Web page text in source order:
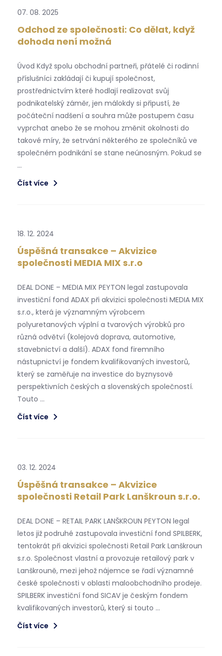
07. 08. 2025
Odchod ze společnosti: Co dělat, když
dohoda není možná
Úvod Když spolu obchodní partneři, přátelé či rodinní
příslušníci zakládají či kupují společnost,
prostřednictvím které hodlají realizovat svůj
podnikatelský záměr, jen málokdy si připustí, že
počáteční nadšení a souhra může postupem času
vyprchat anebo že se mohou změnit okolnosti do
takové míry, že setrvání některého ze společníků ve
společném podnikání se stane neúnosným. Pokud se
…
Číst více
18. 12. 2024
Úspěšná transakce – Akvizice
společnosti MEDIA MIX s.r.o
DEAL DONE – MEDIA MIX PEYTON legal zastupovala
investiční fond ADAX při akvizici společnosti MEDIA MIX
s.r.o., která je významným výrobcem
polyuretanových výplní a tvarových výrobků pro
různá odvětví (kolejová doprava, automotive,
stavebnictví a další). ADAX fond firemního
nástupnictví je fondem kvalifikovaných investorů,
který se zaměřuje na investice do byznysově
perspektivních českých a slovenských společností.
Touto …
Číst více
03. 12. 2024
Úspěšná transakce – Akvizice
společnosti Retail Park Lanškroun s.r.o.
DEAL DONE – RETAIL PARK LANŠKROUN PEYTON legal
letos již podruhé zastupovala investiční fond SPILBERK,
tentokrát při akvizici společnosti Retail Park Lanškroun
s.r.o. Společnost vlastní a provozuje retailový park v
Lanškrouně, mezi jehož nájemce se řadí významné
české společnosti v oblasti maloobchodního prodeje.
SPILBERK investiční fond SICAV je českým fondem
kvalifikovaných investorů, který si touto …
Číst více